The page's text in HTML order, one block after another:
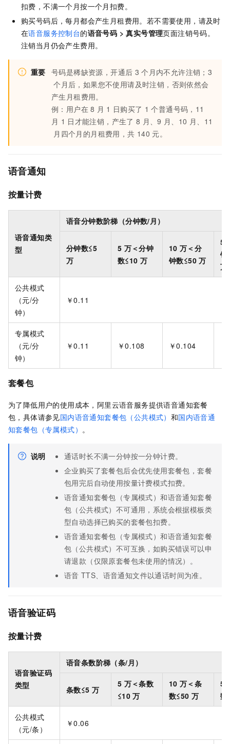
扣费，不满一个月按一个月扣费。
购买号码后，每月都会产生月租费用。若不需要使用，请及时
在语音服务控制台的语音号码 >真实号管理页面注销号码。
注销当月仍会产生费用。
重要 号码是稀缺资源，开通后 3 个月内不允许注销；3
个月后，如果您不使用请及时注销，否则依然会
产生月租费用。
例：用户在 8 月 1 日购买了 1 个普通号码，11
月 1 日才能注销，产生了 8 月、9 月、10 月、11
月四个月的月租费用，共 140 元。
语音通知
按量计费
语音通知类
型
语音分钟数阶梯（分钟数/月）
分钟数≤5
万
5 万＜分钟
数≤10 万
10 万＜分
钟数≤50 万
50
钟
万
公共模式
（元/分
钟）
￥0.11
专属模式
（元/分
钟）
￥0.11 ￥0.108 ￥0.104
套餐包
为了降低用户的使用成本，阿里云语音服务提供语音通知套餐
包，具体请参见国内语音通知套餐包（公共模式） 和国内语音通
知套餐包（专属模式） 。
说明
通话时长不满一分钟按一分钟计费。
企业购买了套餐包后会优先使用套餐包，套餐
包用完后自动使用按量计费模式扣费。
语音通知套餐包（专属模式）和语音通知套餐
包（公共模式）不可通用，系统会根据模板类
型自动选择已购买的套餐包扣费。
语音通知套餐包（专属模式）和语音通知套餐
包（公共模式）不可互换，如购买错误可以申
请退款（仅限原套餐包未使用的情况）。
语音 TTS、语音通知文件以通话时间为准。
语音验证码
按量计费
语音验证码
类型
语音条数阶梯（条/月）
条数≤5 万
5 万＜条数
≤10 万
10 万＜条
数≤50 万
50
数
公共模式
（元/条）
￥0.06